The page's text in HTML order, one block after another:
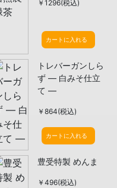
￥1296(税込)
カートに入れる
トレバーガンしら
ず ― 白みそ仕立
て ―
￥864(税込)
カートに入れる
豊受特製 めんま
￥496(税込)